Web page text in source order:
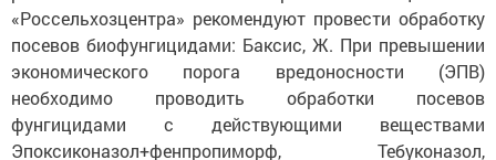
«Россельхозцентра» рекомендуют провести обработку
посевов биофунгицидами: Баксис, Ж. При превышении
экономического порога вредоносности (ЭПВ)
необходимо проводить обработки посевов
фунгицидами с действующими веществами
Эпоксиконазол+фенпропиморф, Тебуконазол,